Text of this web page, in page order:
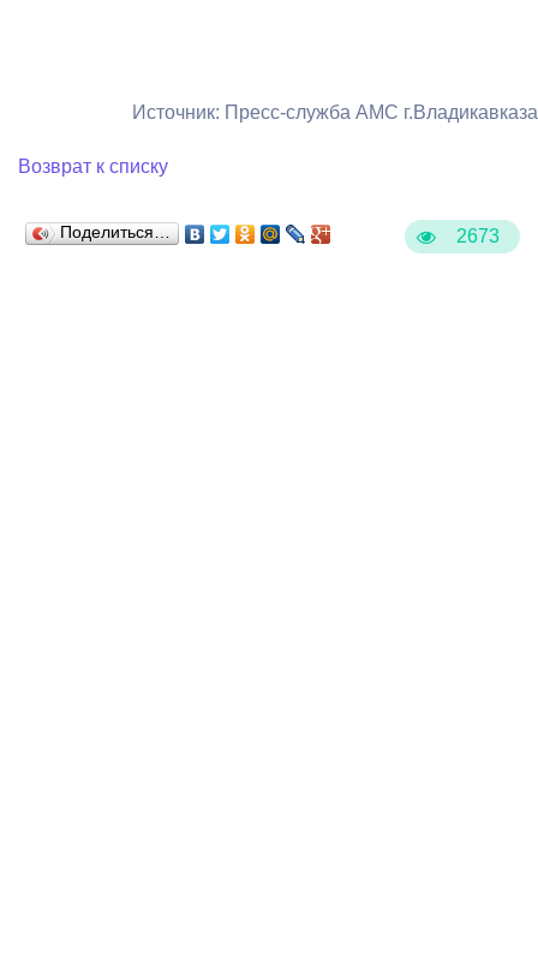
2673
Источник: Пресс-служба АМС г.Владикавказа
Возврат к списку
Поделиться…